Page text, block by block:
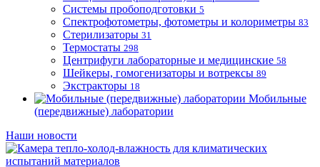
Системы пробоподготовки 5
Спектрофотометры, фотометры и колориметры 83
Стерилизаторы 31
Термостаты 298
Центрифуги лабораторные и медицинские 58
Шейкеры, гомогенизаторы и вотрексы 89
Экстракторы 18
Мобильные
(передвижные) лаборатории
Наши новости